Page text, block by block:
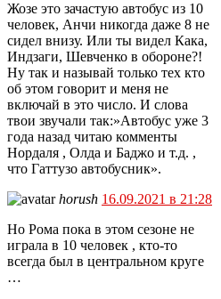
Жозе это зачастую автобус из 10
человек, Анчи никогда даже 8 не
сидел внизу. Или ты видел Кака,
Индзаги, Шевченко в обороне?!
Ну так и называй только тех кто
об этом говорит и меня не
включай в это число. И слова
твои звучали так:»Автобус уже 3
года назад читаю комменты
Нордаля , Олда и Баджо и т.д. ,
что Гаттузо автобусник».
horush 16.09.2021 в 21:28
Но Рома пока в этом сезоне не
играла в 10 человек , кто-то
всегда был в центральном круге
…